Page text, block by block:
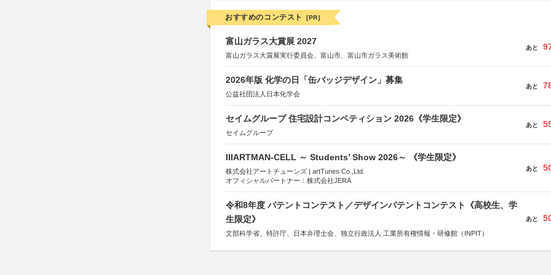
おすすめのコンテスト [PR]
富山ガラス大賞展 2027
富山ガラス大賞展実行委員会、富山市、富山市ガラス美術館
あと
2026年版 化学の日「缶バッジデザイン」募集
公益社団法人日本化学会
あと
セイムグループ 住宅設計コンペティション 2026《学生限定》
セイムグループ
あと
IIIARTMAN-CELL ～ Students’ Show 2026～ 《学生限定》
株式会社アートチューンズ | artTunes Co.,Ltd.
オフィシャルパートナー：株式会社JERA
あと
令和8年度 パテントコンテスト／デザインパテントコンテスト《高校生、学
生限定》
文部科学省、特許庁、日本弁理士会、独立行政法人 工業所有権情報・研修館（INPIT）
あと